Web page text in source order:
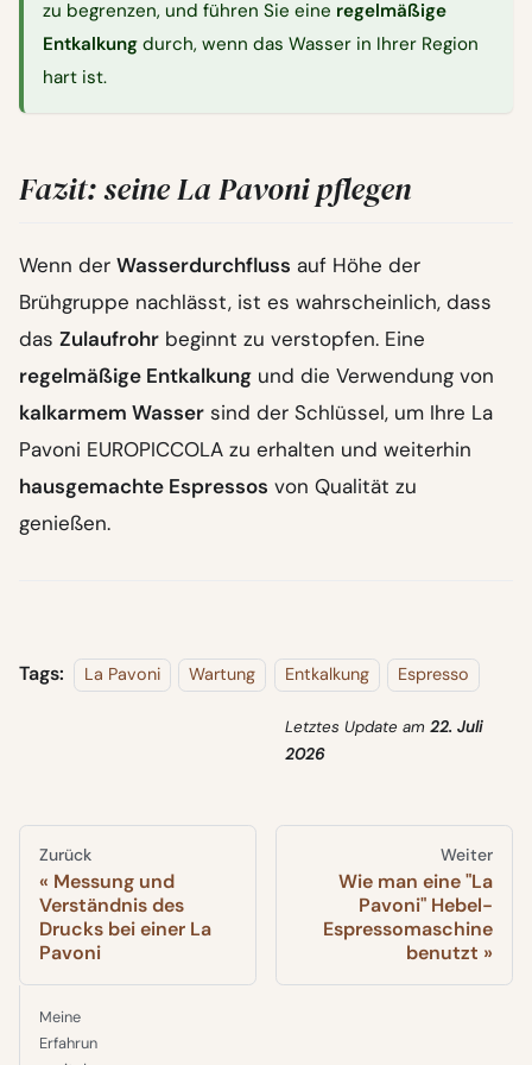
zu begrenzen, und führen Sie eine regelmäßige
Entkalkung durch, wenn das Wasser in Ihrer Region
hart ist.
Fazit: seine La Pavoni pflegen
Wenn der Wasserdurchfluss auf Höhe der
Brühgruppe nachlässt, ist es wahrscheinlich, dass
das Zulaufrohr beginnt zu verstopfen. Eine
regelmäßige Entkalkung und die Verwendung von
kalkarmem Wasser sind der Schlüssel, um Ihre La
Pavoni EUROPICCOLA zu erhalten und weiterhin
hausgemachte Espressos von Qualität zu
genießen.
Tags: La Pavoni Wartung Entkalkung Espresso
Letztes Update am 22. Juli
2026
Zurück
Messung und
Verständnis des
Drucks bei einer La
Pavoni
Weiter
Wie man eine "La
Pavoni" Hebel-
Espressomaschine
benutzt
Meine
Erfahrun